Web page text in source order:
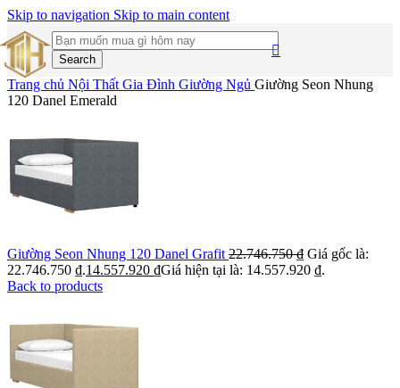
Skip to navigation Skip to main content
Search
Trang chủ Nội Thất Gia Đình Giường Ngủ Giường Seon Nhung
120 Danel Emerald
Giường Seon Nhung 120 Danel Grafit 22.746.750₫ Giá gốc là:
22.746.750 ₫.14.557.920 ₫Giá hiện tại là: 14.557.920 ₫.
Back to products